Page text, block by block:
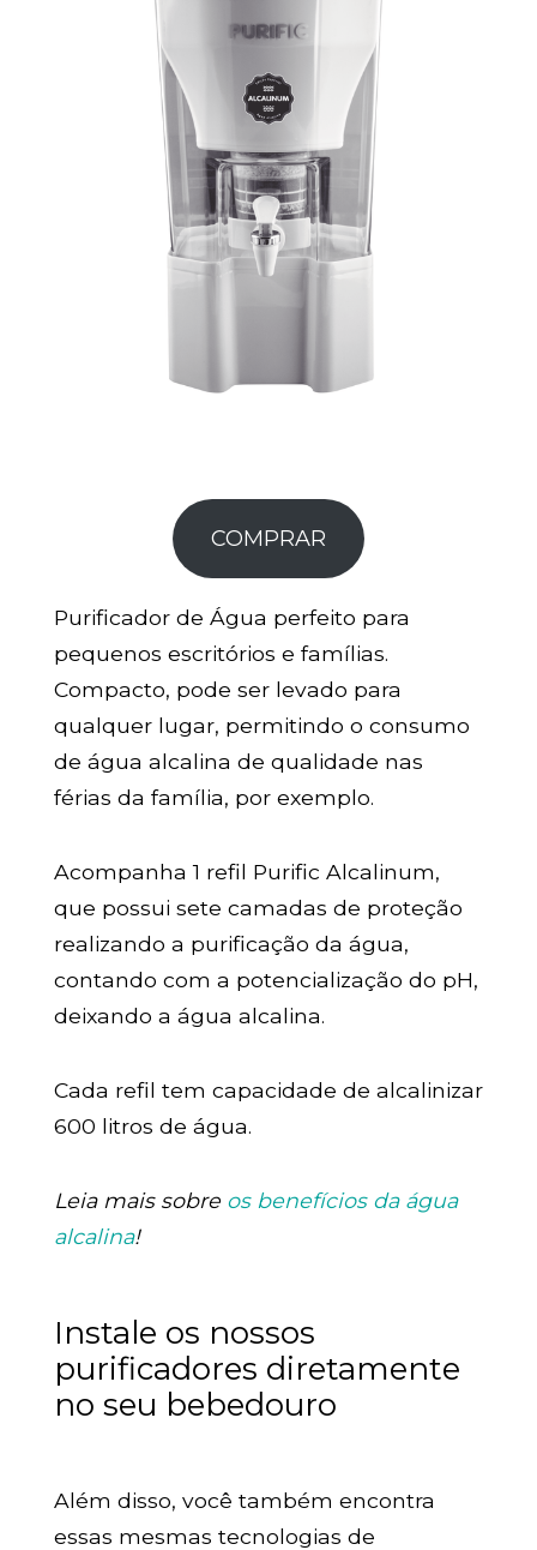
COMPRAR
Purificador de Água perfeito para
pequenos escritórios e famílias.
Compacto, pode ser levado para
qualquer lugar, permitindo o consumo
de água alcalina de qualidade nas
férias da família, por exemplo.
Acompanha 1 refil Purific Alcalinum,
que possui sete camadas de proteção
realizando a purificação da água,
contando com a potencialização do pH,
deixando a água alcalina.
Cada refil tem capacidade de alcalinizar
600 litros de água.
Leia mais sobre os benefícios da água
alcalina!
Instale os nossos
purificadores diretamente
no seu bebedouro
Além disso, você também encontra
essas mesmas tecnologias de